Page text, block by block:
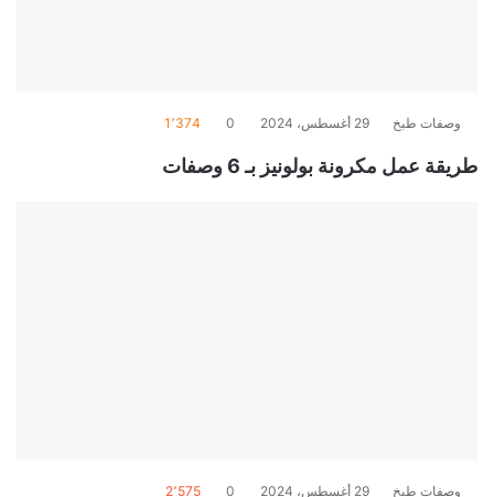
وصفات طبخ 29 أغسطس، 2024 0 1٬374
طريقة عمل مكرونة بولونيز بـ 6 وصفات
وصفات طبخ 29 أغسطس، 2024 0 2٬575